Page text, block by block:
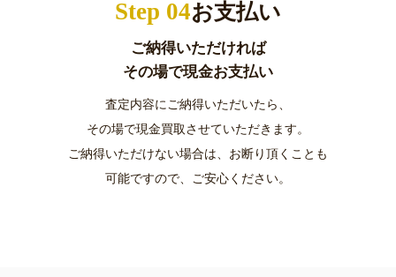
Step 04お支払い
ご納得いただければ
その場で現金お支払い
査定内容にご納得いただいたら、
その場で現金買取させていただきます。
ご納得いただけない場合は、お断り頂くことも
可能ですので、ご安心ください。